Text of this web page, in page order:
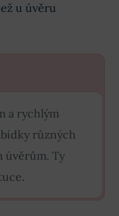
u úvěru
a rychlým
různých
úvěrům. Ty